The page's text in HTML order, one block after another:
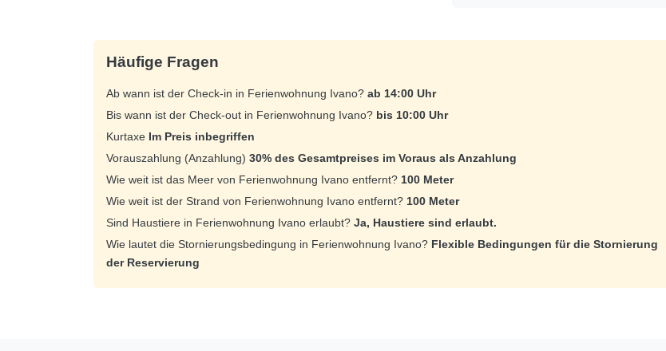
Häufige Fragen
Ab wann ist der Check-in in Ferienwohnung Ivano? ab 14:00 Uhr
Bis wann ist der Check-out in Ferienwohnung Ivano? bis 10:00 Uhr
Kurtaxe Im Preis inbegriffen
Vorauszahlung (Anzahlung) 30% des Gesamtpreises im Voraus als Anzahlung
Wie weit ist das Meer von Ferienwohnung Ivano entfernt? 100 Meter
Wie weit ist der Strand von Ferienwohnung Ivano entfernt? 100 Meter
Sind Haustiere in Ferienwohnung Ivano erlaubt? Ja, Haustiere sind erlaubt.
Wie lautet die Stornierungsbedingung in Ferienwohnung Ivano? Flexible Bedingungen für die Stornierung
der Reservierung